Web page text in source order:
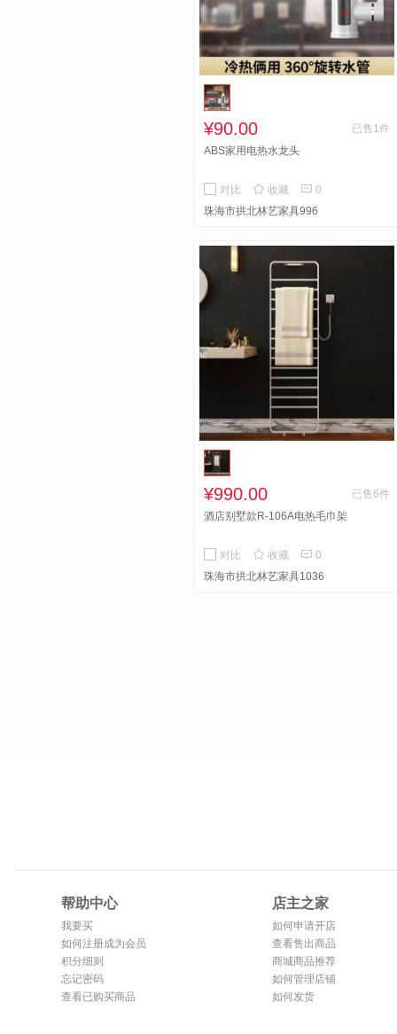
¥90.00
已售1件
ABS家用电热水龙头
对比  收藏  0
珠海市拱北林艺家具996
¥990.00
已售6件
酒店别墅款R-106A电热毛巾架
对比  收藏  0
珠海市拱北林艺家具1036
帮助中心
我要买
如何注册成为会员
积分细则
忘记密码
查看已购买商品
店主之家
如何申请开店
查看售出商品
商城商品推荐
如何管理店铺
如何发货